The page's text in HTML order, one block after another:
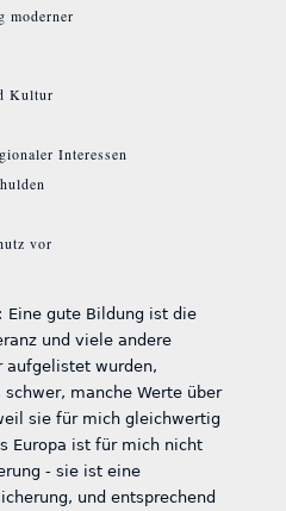
moderner
Kultur
Interessen
vor
Eine gute Bildung ist die
und viele andere
aufgelistet wurden,
manche Werte über
sie für mich gleichwertig
Europa ist für mich nicht
- sie ist eine
und entsprechend